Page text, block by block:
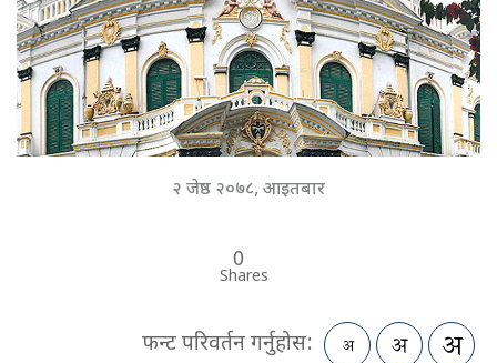
२ जेष्ठ २०७८, आइतबार
0
Shares
फन्ट परिवर्तन गर्नुहोस: